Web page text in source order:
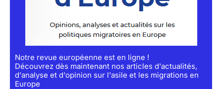
Notre revue européenne est en ligne !
Découvrez dès maintenant nos articles d'actualités,
d'analyse et d'opinion sur l'asile et les migrations en
Europe